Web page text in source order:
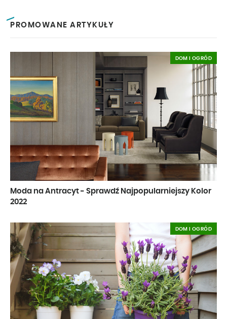
PROMOWANE ARTYKUŁY
Moda na Antracyt - Sprawdź Najpopularniejszy Kolor
2022
DOM I OGRÓD
DOM I OGRÓD